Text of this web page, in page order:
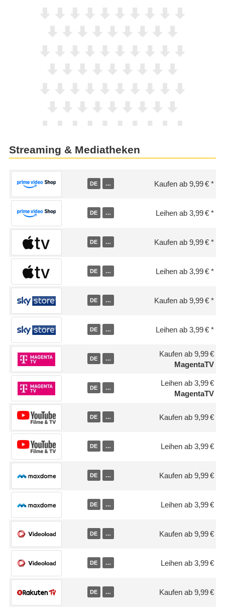
Streaming & Mediatheken
DE … Kaufen ab 9,99 €
DE … Leihen ab 3,99 €
DE … Kaufen ab 9,99 €
DE … Leihen ab 3,99 €
DE … Kaufen ab 9,99 €
DE … Leihen ab 3,99 €
DE …
Kaufen ab 9,99 €
MagentaTV
DE …
Leihen ab 3,99 €
MagentaTV
DE … Kaufen ab 9,99 €
DE … Leihen ab 3,99 €
DE … Kaufen ab 9,99 €
DE … Leihen ab 3,99 €
DE … Kaufen ab 9,99 €
DE … Leihen ab 3,99 €
DE … Kaufen ab 9,99 €